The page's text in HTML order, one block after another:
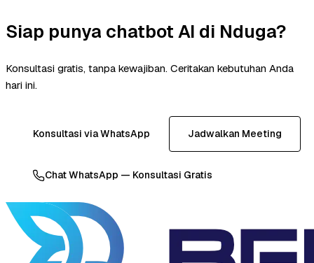
Siap punya chatbot AI di Nduga?
Konsultasi gratis, tanpa kewajiban. Ceritakan kebutuhan Anda
hari ini.
Konsultasi via WhatsApp Jadwalkan Meeting
Chat WhatsApp — Konsultasi Gratis